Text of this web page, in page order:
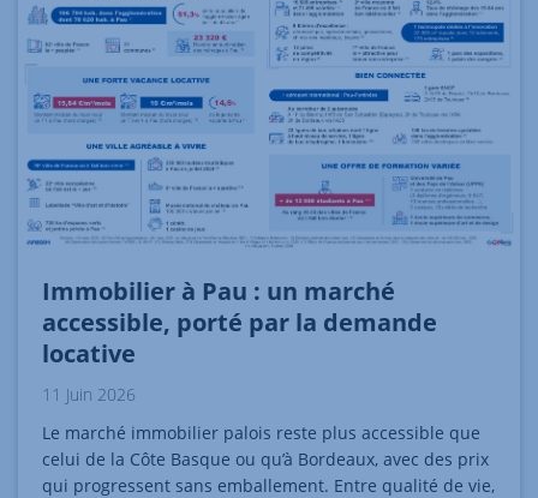
Immobilier à Pau : un marché
accessible, porté par la demande
locative
11 Juin 2026
Le marché immobilier palois reste plus accessible que
celui de la Côte Basque ou qu’à Bordeaux, avec des prix
qui progressent sans emballement. Entre qualité de vie,